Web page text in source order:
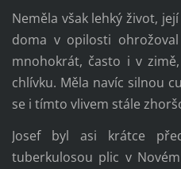
Neměla však lehký život,
doma v opilosti
mnohokrát, často i v
chlívku. Měla navíc silnou
se i tímto vlivem stále
Josef byl asi krátce
tuberkulosou plic v